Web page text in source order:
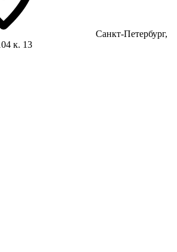
Санкт-Петербург,
к. 13